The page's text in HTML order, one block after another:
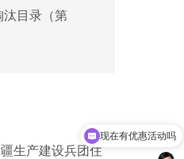
汰目录（第
生产建设兵团住
现在有优惠活动吗